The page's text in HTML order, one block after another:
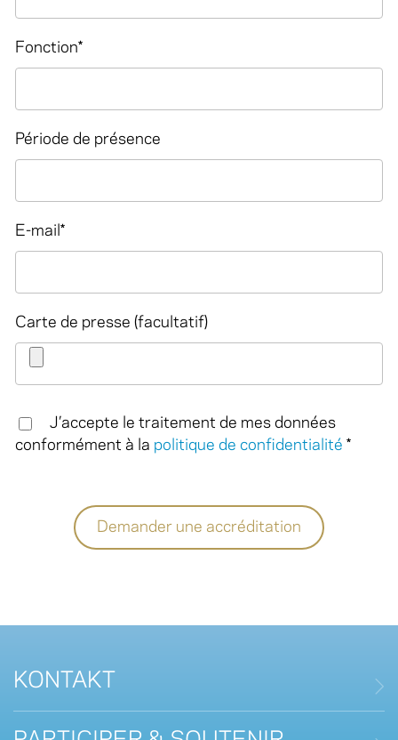
Fonction*
Période de présence
E-mail *
Carte de presse (facultatif)
J’accepte le traitement de mes données
conformément à la politique de confidentialité *
KONTAKT
asbl